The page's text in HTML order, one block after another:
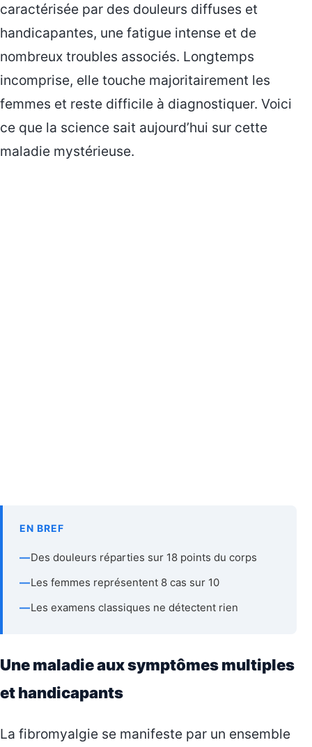
caractérisée par des douleurs diffuses et
handicapantes, une fatigue intense et de
nombreux troubles associés. Longtemps
incomprise, elle touche majoritairement les
femmes et reste difficile à diagnostiquer. Voici
ce que la science sait aujourd’hui sur cette
maladie mystérieuse.
EN BREF
—Des douleurs réparties sur 18 points du corps
—Les femmes représentent 8 cas sur 10
—Les examens classiques ne détectent rien
Une maladie aux symptômes multiples
et handicapants
La fibromyalgie se manifeste par un ensemble